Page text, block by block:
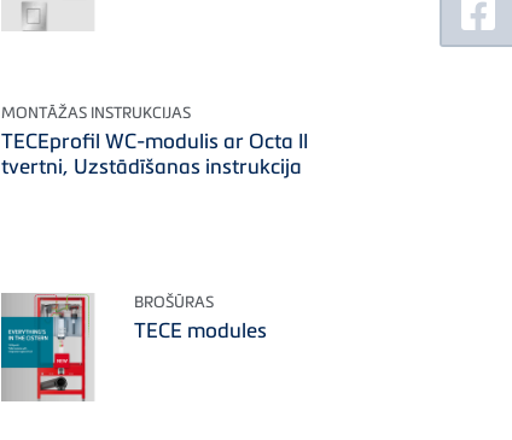
MONTĀŽAS INSTRUKCIJAS
TECEprofil WC-modulis ar Octa II
tvertni, Uzstādīšanas instrukcija
BROŠŪRAS
TECE modules